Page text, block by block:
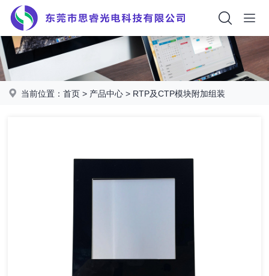
当前位置：首页 > 产品中心 > RTP及CTP模块附加组装